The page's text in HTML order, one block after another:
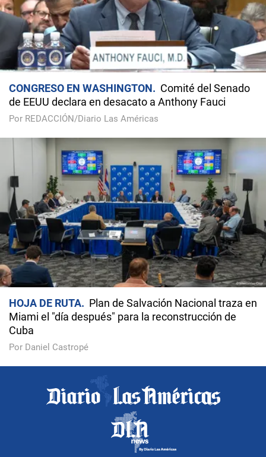
CONGRESO EN WASHINGTON
Comité del Senado
de EEUU declara en desacato a Anthony Fauci
Por REDACCIÓN/Diario Las Américas
HOJA DE RUTA
Plan de Salvación Nacional traza en
Miami el "día después" para la reconstrucción de
Cuba
Por Daniel Castropé